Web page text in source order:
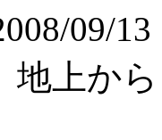
09/
上から